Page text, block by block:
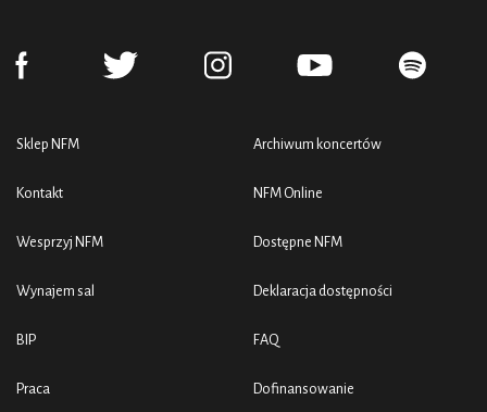
Sklep NFM
Kontakt
Wesprzyj NFM
Wynajem sal
BIP
Praca
Archiwum koncertów
NFM Online
Dostępne NFM
Deklaracja dostępności
FAQ
Dofinansowanie